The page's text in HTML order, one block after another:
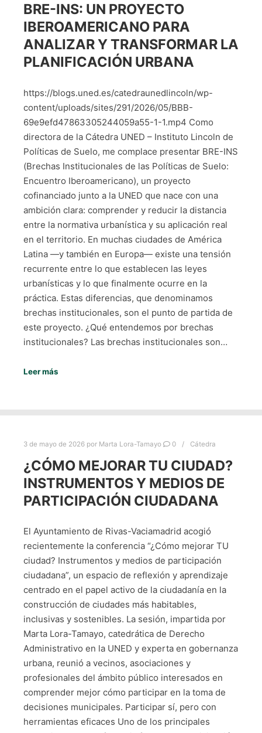
BRE-INS: UN PROYECTO
IBEROAMERICANO PARA
ANALIZAR Y TRANSFORMAR LA
PLANIFICACIÓN URBANA
https://blogs.uned.es/catedraunedlincoln/wp-
content/uploads/sites/291/2026/05/BBB-
69e9efd47863305244059a55-1-1.mp4 Como
directora de la Cátedra UNED – Instituto Lincoln de
Políticas de Suelo, me complace presentar BRE-INS
(Brechas Institucionales de las Políticas de Suelo:
Encuentro Iberoamericano), un proyecto
cofinanciado junto a la UNED que nace con una
ambición clara: comprender y reducir la distancia
entre la normativa urbanística y su aplicación real
en el territorio. En muchas ciudades de América
Latina —y también en Europa— existe una tensión
recurrente entre lo que establecen las leyes
urbanísticas y lo que finalmente ocurre en la
práctica. Estas diferencias, que denominamos
brechas institucionales, son el punto de partida de
este proyecto. ¿Qué entendemos por brechas
institucionales? Las brechas institucionales son…
Leer más
3 de mayo de 2026 por Marta Lora-Tamayo 0 Cátedra
¿CÓMO MEJORAR TU CIUDAD?
INSTRUMENTOS Y MEDIOS DE
PARTICIPACIÓN CIUDADANA
El Ayuntamiento de Rivas-Vaciamadrid acogió
recientemente la conferencia “¿Cómo mejorar TU
ciudad? Instrumentos y medios de participación
ciudadana”, un espacio de reflexión y aprendizaje
centrado en el papel activo de la ciudadanía en la
construcción de ciudades más habitables,
inclusivas y sostenibles. La sesión, impartida por
Marta Lora-Tamayo, catedrática de Derecho
Administrativo en la UNED y experta en gobernanza
urbana, reunió a vecinos, asociaciones y
profesionales del ámbito público interesados en
comprender mejor cómo participar en la toma de
decisiones municipales. Participar sí, pero con
herramientas eficaces Uno de los principales